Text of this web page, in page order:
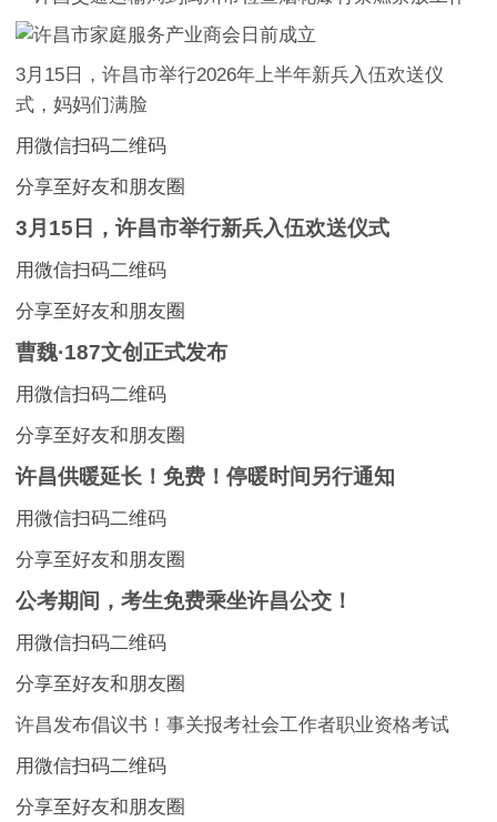
3月15日，许昌市举行2026年上半年新兵入伍欢送仪
式，妈妈们满脸
用微信扫码二维码
分享至好友和朋友圈
3月15日，许昌市举行新兵入伍欢送仪式
用微信扫码二维码
分享至好友和朋友圈
曹魏·187文创正式发布
用微信扫码二维码
分享至好友和朋友圈
许昌供暖延长！免费！停暖时间另行通知
用微信扫码二维码
分享至好友和朋友圈
公考期间，考生免费乘坐许昌公交！
用微信扫码二维码
分享至好友和朋友圈
许昌发布倡议书！事关报考社会工作者职业资格考试
用微信扫码二维码
分享至好友和朋友圈